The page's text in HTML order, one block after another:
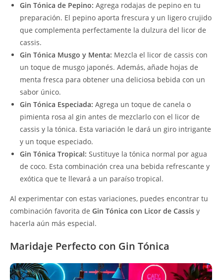
Gin Tónica de Pepino: Agrega rodajas de pepino en tu
preparación. El pepino aporta frescura y un ligero crujido
que complementa perfectamente la dulzura del licor de
cassis.
Gin Tónica Musgo y Menta: Mezcla el licor de cassis con
un toque de musgo japonés. Además, añade hojas de
menta fresca para obtener una deliciosa bebida con un
sabor único.
Gin Tónica Especiada: Agrega un toque de canela o
pimienta rosa al gin antes de mezclarlo con el licor de
cassis y la tónica. Esta variación le dará un giro intrigante
y un toque especiado.
Gin Tónica Tropical: Sustituye la tónica normal por agua
de coco. Esta combinación crea una bebida refrescante y
exótica que te llevará a un paraíso tropical.
Al experimentar con estas variaciones, puedes encontrar tu
combinación favorita de Gin Tónica con Licor de Cassis y
hacerla aún más especial.
Maridaje Perfecto con Gin Tónica